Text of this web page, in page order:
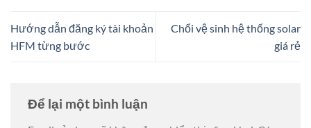
Hướng dẫn đăng ký tài khoản
HFM từng bước
Chổi vệ sinh hệ thống solar
giá rẻ
Để lại một bình luận